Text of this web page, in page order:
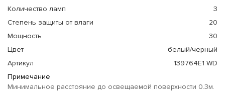
Количество ламп
3
Степень защиты от влаги
20
Мощность
30
Цвет
белый/черный
Артикул
139764E1 WD
Примечание
Минимальное расстояние до освещаемой поверхности 0.3м.